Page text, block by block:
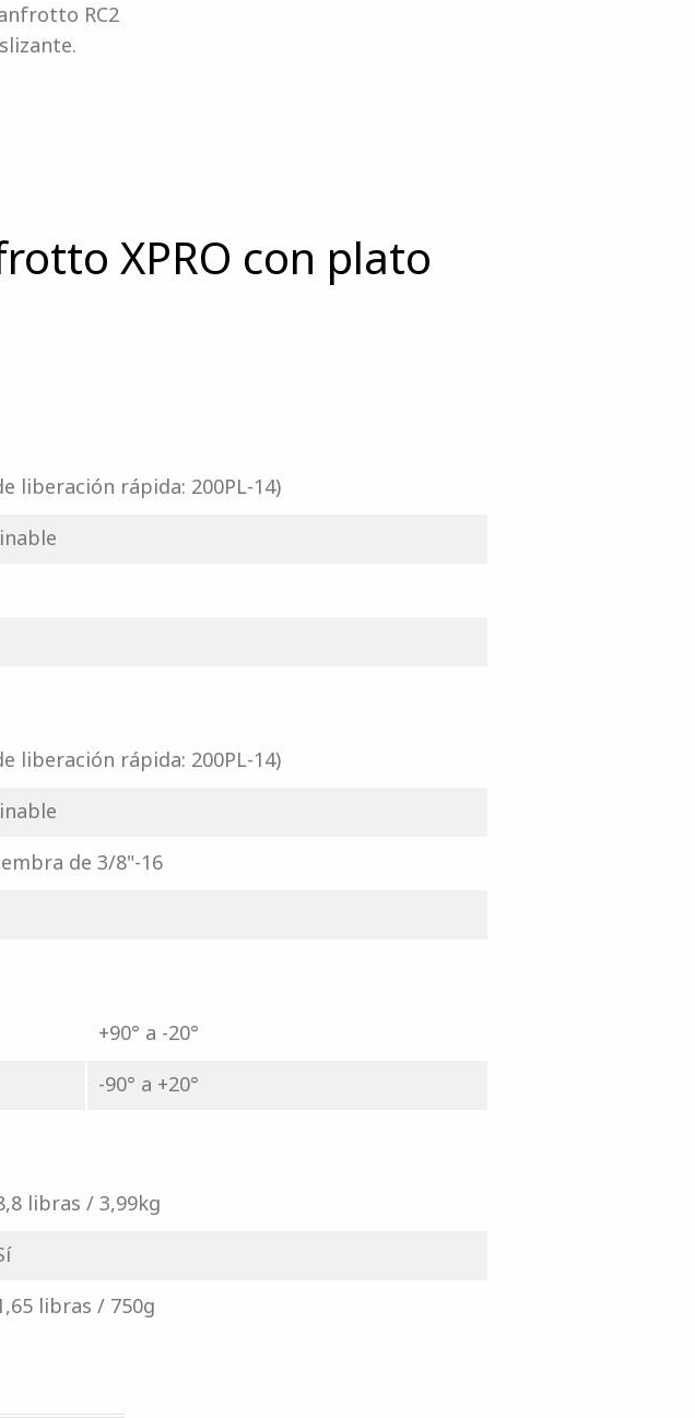
RC2
XPRO con plato
liberación rápida: 200PL-14)
liberación rápida: 200PL-14)
de 3/8"-16
+90° a -20°
-90° a +20°
libras / 3,99kg
libras / 750g